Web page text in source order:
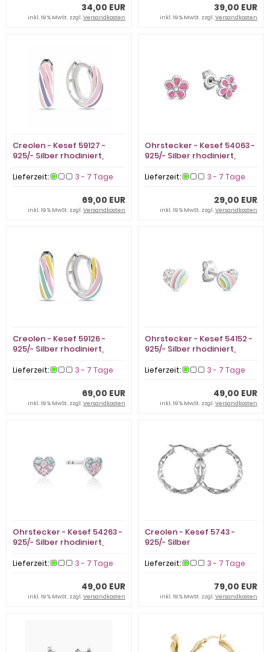
34,00 EUR
inkl. 19 % MwSt. zzgl.Versandkosten
39,00 EUR
inkl. 19 % MwSt. zzgl.Versandkosten
Creolen - Kesef 59127 -
925/- Silber rhodiniert,
Lieferzeit: 3 - 7 Tage
69,00 EUR
inkl. 19 % MwSt. zzgl.Versandkosten
Ohrstecker - Kesef 54063 -
925/- Silber rhodiniert,
Lieferzeit: 3 - 7 Tage
29,00 EUR
inkl. 19 % MwSt. zzgl.Versandkosten
Creolen - Kesef 59126 -
925/- Silber rhodiniert,
Lieferzeit: 3 - 7 Tage
69,00 EUR
inkl. 19 % MwSt. zzgl.Versandkosten
Ohrstecker - Kesef 54152 -
925/- Silber rhodiniert,
Lieferzeit: 3 - 7 Tage
49,00 EUR
inkl. 19 % MwSt. zzgl.Versandkosten
Ohrstecker - Kesef 54263 -
925/- Silber rhodiniert,
Lieferzeit: 3 - 7 Tage
49,00 EUR
inkl. 19 % MwSt. zzgl.Versandkosten
Creolen - Kesef 5743 -
925/- Silber
Lieferzeit: 3 - 7 Tage
79,00 EUR
inkl. 19 % MwSt. zzgl.Versandkosten